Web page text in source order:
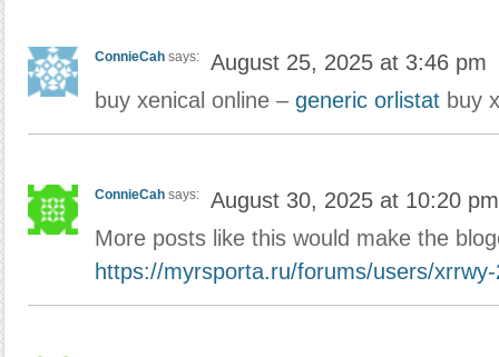
ConnieCah says:
August 25, 2025 at 3:46 pm
buy xenical online – generic orlistat buy
ConnieCah says:
August 30, 2025 at 10:20 pm
More posts like this would make the
https://myrsporta.ru/forums/users/